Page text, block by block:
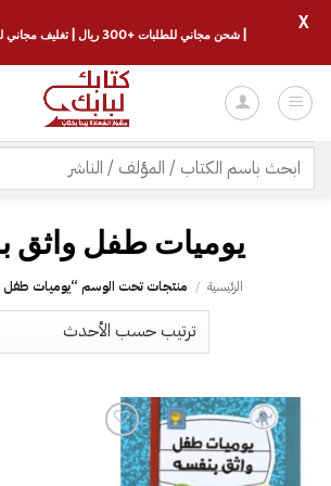
للمحتوى
البحث
عن:
يوميات طفل واثق
الرئيسية / منتجات تحت الوسم “يوميات طفل
إضافة
إلى
قائمة
| شحن مجاني للطلبات +300 ريال | تغليف مجاني للطلبات +150 ريال |
X